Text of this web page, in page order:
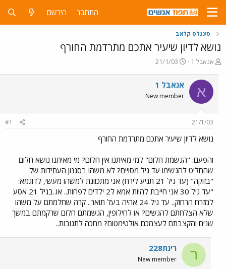
התחבר הירשם
סינגלס קלאב
נושא לדיון שיעיר אתכם מתרדמת החורף
פ
ח
ה
ו
ש
אנאבל 1
פ
ס
ם
ת
י
21/1/03
א אנאבל 1
New member
21/1/03
#1
נושא לדיון שיעיר אתכם מתרדמת החורף
והפעם: "הגשמת חלום" למי מאיתנו אין חלום? מי מאיתנו נושא חלום
שהחליט להגשימו עד גיל מסויים? לא משהו בסגנון העתידות של
"בזוקה" (עד גיל 21 תגיע לירח) אני מתכוונת למשהו מעשי, לדוגמא:
"עד גיל 30 אני חייבת להיות אמא ל2 ילדים לפחות.. או..בגיל 21 אסע
למזרח הרחוק.. עד גיל 24 אהיה בעל תואר.. קרה שחלמתם על משהו
שלא הצלחתם להגשים? או לחילופין, הגשמתם חלום שרקמתם במשך
שנים והקצבתם לעצמכם אולטימטום? מחכה לתגובות..
ר רינת228
New member